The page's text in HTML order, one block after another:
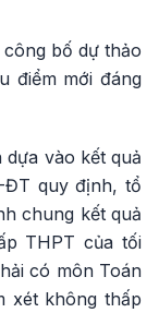
bố dự thảo
điểm mới đáng
vào kết quả
ĐT quy định, tổ
chung kết quả
THPT của tối
có môn Toán
xét không thấp